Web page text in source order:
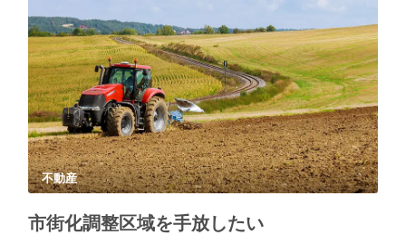
不動産
市街化調整区域を手放したい